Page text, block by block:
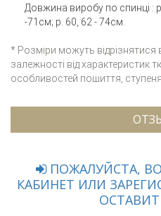
Довжина виробу по спинці :
-71см; р. 60, 62 - 74см.
* Розміри можуть відрізнятися
залежності від характеристик
особливостей пошиття,
ПОЖАЛУЙСТА,
КАБИНЕТ ИЛИ